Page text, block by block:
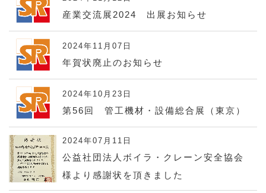
産業交流展2024 出展お知らせ
2024年11月07日
年賀状廃止のお知らせ
2024年10月23日
第56回 管工機材・設備総合展（東京）
2024年07月11日
公益社団法人ボイラ・クレーン安全協会
様より感謝状を頂きました